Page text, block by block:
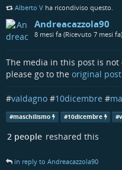
Redazione (VicenzaToday)
Alberto V ha ricondiviso questo.
Andreacazzola90
8 mesi fa (Ricevuto 7 mesi fa)
The media in this post is not
please go to the original post
#valdagno #10dicembre #
#maschilismo #10dicembre #
2 people reshared this
in reply to Andreacazzola90